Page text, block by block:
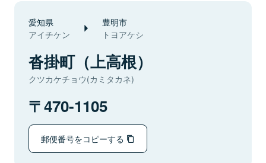
愛知県
アイチケン
豊明市
トヨアケシ
沓掛町（上高根）
クツカケチョウ(カミタカネ)
470-1105
郵便番号をコピーする